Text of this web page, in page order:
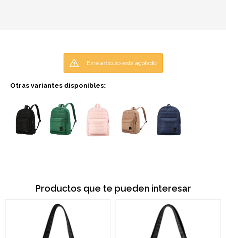
Este artículo está agotado.
Otras variantes disponibles:
Productos que te pueden interesar